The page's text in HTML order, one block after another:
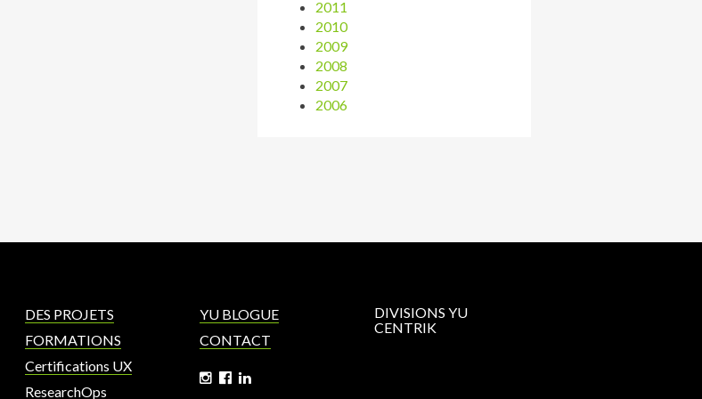
2011
2010
2009
2008
2007
2006
DES PROJETS
FORMATIONS
Certifications UX
ResearchOps
YU BLOGUE
CONTACT
DIVISIONS YU
CENTRIK